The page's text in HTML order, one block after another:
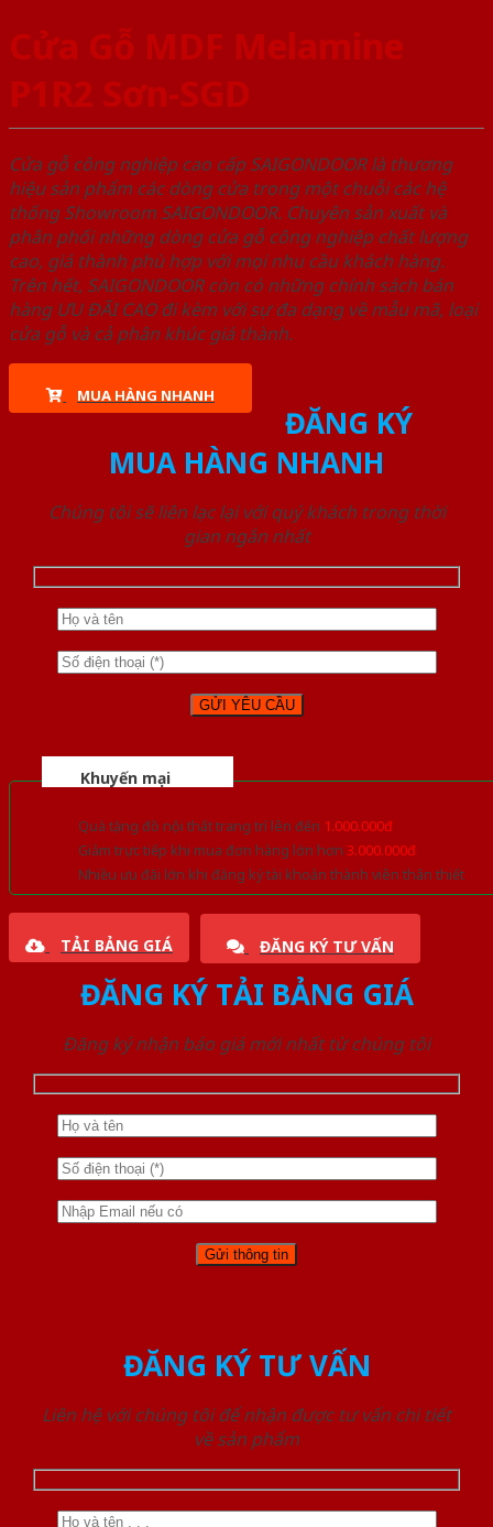
Cửa Gỗ MDF Melamine
P1R2 Sơn-SGD
Cửa gỗ công nghiệp cao cấp SAIGONDOOR là thương
hiệu sản phẩm các dòng cửa trong một chuỗi các hệ
thống Showroom SAIGONDOOR. Chuyên sản xuất và
phân phối những dòng cửa gỗ công nghiệp chất lượng
cao, giá thành phù hợp với mọi nhu cầu khách hàng.
Trên hết, SAIGONDOOR còn có những chính sách bán
hàng ƯU ĐÃI CAO đi kèm với sự đa dạng về mẫu mã, loại
cửa gỗ và cả phân khúc giá thành.
MUA HÀNG NHANH
ĐĂNG KÝ
MUA HÀNG NHANH
Chúng tôi sẽ liên lạc lại với quý khách trong thời
gian ngắn nhất
Khuyến mại
Quà tặng đồ nội thất trang trí lên đến 1.000.000đ
Giảm trực tiếp khi mua đơn hàng lớn hơn 3.000.000đ
Nhiều ưu đãi lớn khi đăng ký tài khoản thành viên thân thiết
TẢI BẢNG GIÁ ĐĂNG KÝ TƯ VẤN
ĐĂNG KÝ TẢI BẢNG GIÁ
Đăng ký nhận báo giá mới nhất từ chúng tôi
ĐĂNG KÝ TƯ VẤN
Liên hệ với chúng tôi để nhận được tư vấn chi tiết
về sản phẩm